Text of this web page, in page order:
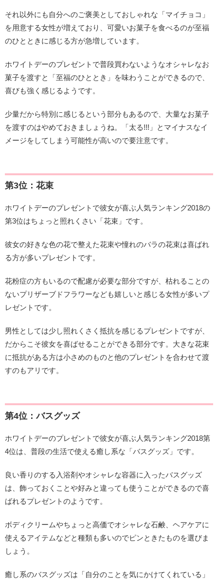
それ以外にも自分へのご褒美としておしゃれな「マイチョコ」
を用意する女性が増えており、可愛いお菓子を食べるのが至福
のひとときに感じる方が急増しています。
ホワイトデーのプレゼントで普段買わないようなオシャレなお
菓子を渡すと「至福のひととき」を味わうことができるので、
喜びも強く感じるようです。
少量だから特別に感じるという部分もあるので、大量なお菓子
を渡すのはやめておきましょうね。「太る!!!」とマイナスなイ
メージをしてしまう可能性が高いので要注意です。
第3位：花束
ホワイトデーのプレゼントで彼女が喜ぶ人気ランキング2018の
第3位はちょっと照れくさい「花束」です。
彼女の好きな色の花で整えた花束や憧れのバラの花束は喜ばれ
る方が多いプレゼントです。
花粉症の方もいるので配慮が必要な部分ですが、枯れることの
ないプリザーブドフラワーなども嬉しいと感じる女性が多いプ
レゼントです。
男性としては少し照れくさく抵抗を感じるプレゼントですが、
だからこそ彼女を喜ばせることができる部分です。大きな花束
に抵抗がある方は小さめのものと他のプレゼントを合わせて渡
すのもアリです。
第4位：バスグッズ
ホワイトデーのプレゼントで彼女が喜ぶ人気ランキング2018第
4位は、普段の生活で使える癒し系な「バスグッズ」です。
良い香りのする入浴剤やオシャレな容器に入ったバスグッズ
は、飾っておくことや好みと違っても使うことができるので喜
ばれるプレゼントのようです。
ボディクリームやちょっと高価でオシャレな石鹸、ヘアケアに
使えるアイテムなどと種類も多いのでピンときたものを選びま
しょう。
癒し系のバスグッズは「自分のことを気にかけてくれている」